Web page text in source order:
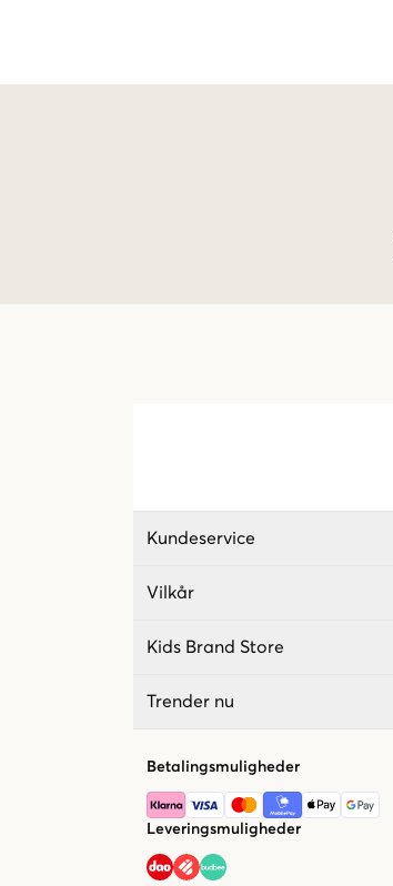
Kundeservice
Vilkår
Kids Brand Store
Trender nu
Betalingsmuligheder
Leveringsmuligheder